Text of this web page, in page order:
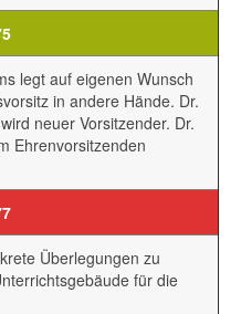
legt auf eigenen Wunsch
in andere Hände. Dr.
neuer Vorsitzender. Dr.
Ehrenvorsitzenden
Überlegungen zu
für die